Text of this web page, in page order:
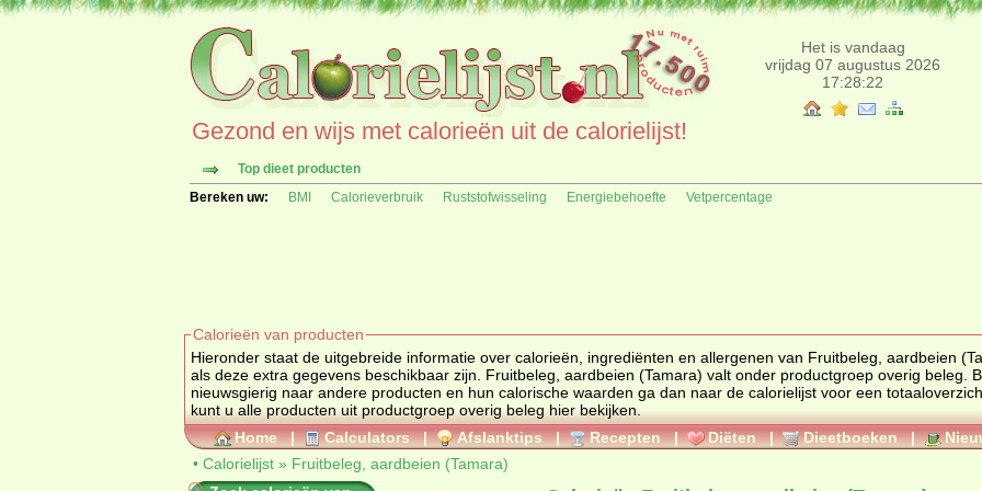
Het is vandaag
vrijdag 07 augustus 2026
17:28:22
Gezond en wijs met calorieën uit de calorielijst!
Top dieet producten
Bereken uw:
BMI Calorieverbruik Ruststofwisseling Energiebehoefte Vetpercentage
Calorieën van producten
Hieronder staat de uitgebreide informatie over calorieën, ingrediënten en allergenen van Fruitbeleg, aardbeien (Tamara)
als deze extra gegevens beschikbaar zijn. Fruitbeleg, aardbeien (Tamara) valt onder productgroep overig beleg
nieuwsgierig naar andere producten en hun calorische waarden ga dan naar de calorielijst voor een totaaloverzicht. Ook
kunt u alle producten uit productgroep overig beleg hier bekijken.
Home | Calculators | Afslanktips | Recepten | Diëten | Dieetboeken |
• Calorielijst » Fruitbeleg, aardbeien (Tamara)